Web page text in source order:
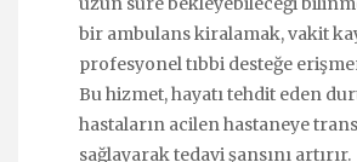
bir ambulans kiralamak, vakit
profesyonel tıbbi desteğe
Bu hizmet, hayatı tehdit eden
hastaların acilen hastaneye
sağlayarak tedavi şansını artırır.